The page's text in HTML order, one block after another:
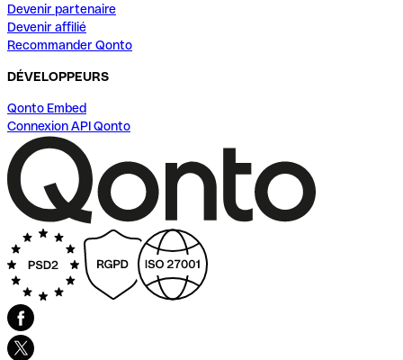
Devenir partenaire
Devenir affilié
Recommander Qonto
DÉVELOPPEURS
Qonto Embed
Connexion API Qonto